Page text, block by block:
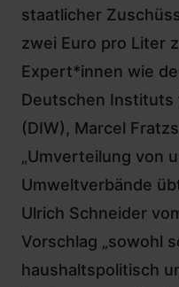
staatlicher
zwei Euro pro Liter
Expert*innen wie
Deutschen
(DIW), Marcel
„Umverteilung von
Umweltverbände
Ulrich Schneider
Vorschlag „sowohl
haushaltspolitisch